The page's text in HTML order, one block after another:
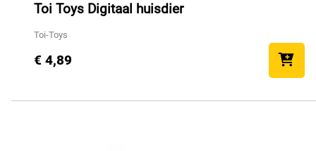
Toi Toys Digitaal huisdier
Toi-Toys
€ 4,89